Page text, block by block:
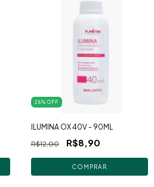
26% OFF
ILUMINA OX 40V - 90ML
R$12,00 R$8,90